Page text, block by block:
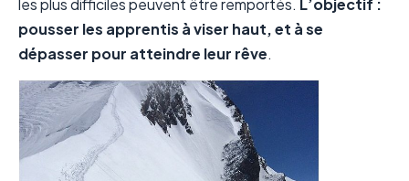
les plus difficiles peuvent être remportés. L’objectif :
pousser les apprentis à viser haut, et à se
dépasser pour atteindre leur rêve.